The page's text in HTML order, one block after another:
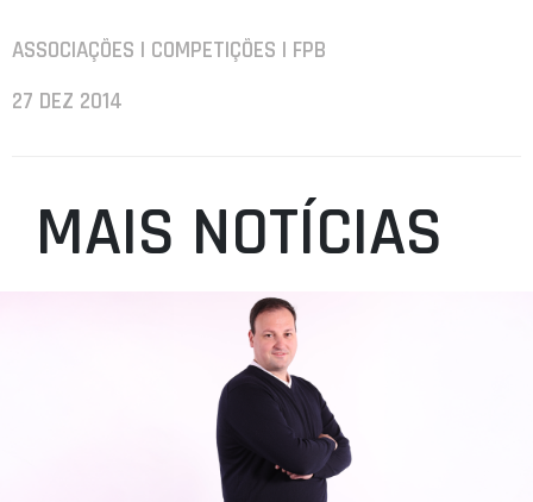
ASSOCIAÇÕES | COMPETIÇÕES | FPB
27 DEZ 2014
MAIS NOTÍCIAS